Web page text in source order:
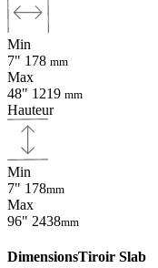
Min
7" 178 mm
Max
48" 1219 mm
Hauteur
Min
7" 178mm
Max
96" 2438mm
DimensionsTiroir Slab